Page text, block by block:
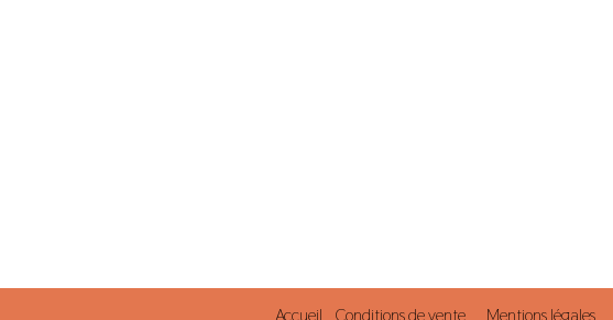
Accueil Conditions de vente Mentions légales